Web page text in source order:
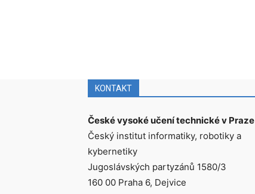
KONTAKT
České vysoké učení technické v Praze
Český institut informatiky, robotiky a
kybernetiky
Jugoslávských partyzánů 1580/3
160 00 Praha 6, Dejvice